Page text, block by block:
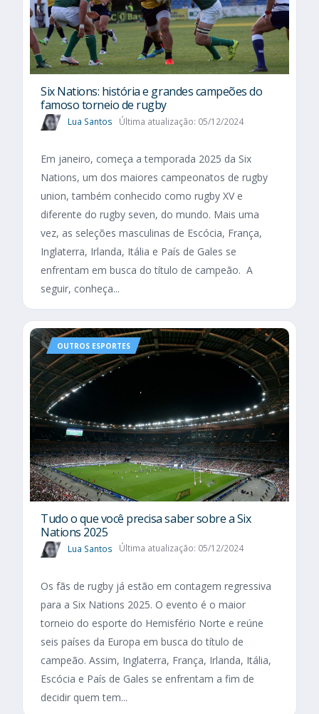
Six Nations​: história e grandes campeões do
famoso torneio de rugby
Lua Santos Última atualização: 05/12/2024
Em janeiro, começa a temporada 2025 da Six
Nations, um dos maiores campeonatos de rugby
union, também conhecido como rugby XV e
diferente do rugby seven, do mundo. Mais uma
vez, as seleções masculinas de Escócia, França,
Inglaterra, Irlanda, Itália e País de Gales se
enfrentam em busca do título de campeão. A
seguir, conheça...
OUTROS ESPORTES
Tudo o que você precisa saber sobre a Six
Nations 2025​
Lua Santos Última atualização: 05/12/2024
Os fãs de rugby já estão em contagem regressiva
para a Six Nations 2025. O evento é o maior
torneio do esporte do Hemisfério Norte e reúne
seis países da Europa em busca do título de
campeão. Assim, Inglaterra, França, Irlanda, Itália,
Escócia e País de Gales se enfrentam a fim de
decidir quem tem...